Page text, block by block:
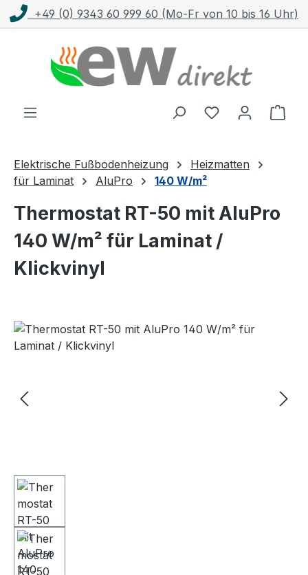
Zum Hauptinhalt springen
(0) 9343 60 999 60 (Mo-Fr von 10 bis 16 Uhr)
Elektrische Fußbodenheizung
Heizmatten
für Laminat
AluPro 140 W/m²
Thermostat RT-50 mit AluPro
140 W/m² für Laminat /
Klickvinyl
Bildergalerie überspringen